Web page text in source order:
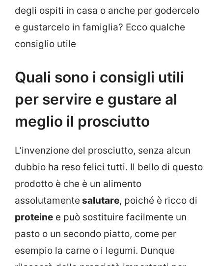
degli ospiti in casa o anche per godercelo
e gustarcelo in famiglia? Ecco qualche
consiglio utile
Quali sono i consigli utili
per servire e gustare al
meglio il prosciutto
L’invenzione del prosciutto, senza alcun
dubbio ha reso felici tutti. Il bello di questo
prodotto è che è un alimento
assolutamente salutare, poiché è ricco di
proteine e può sostituire facilmente un
pasto o un secondo piatto, come per
esempio la carne o i legumi. Dunque